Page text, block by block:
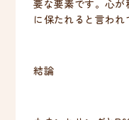
要な要素です。心
に保たれると言われ
結論